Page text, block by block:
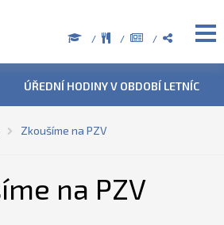
V OBDOBÍ LETNÍCH PRÁZDNIN
Zkoušíme na PZV
na PZV